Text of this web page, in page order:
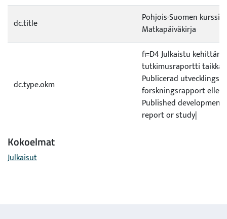
dc.title
Pohjois-Suomen kurssi
Matkapäiväkirja
dc.type.okm
fi=D4 Julkaistu
tutkimusraportti taikka
Publicerad utvecklings-
forskningsrapport eller
Published development
report or study|
Kokoelmat
Julkaisut